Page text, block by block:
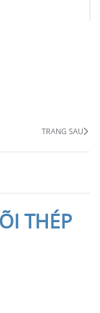
TRANG SAU
THÉP